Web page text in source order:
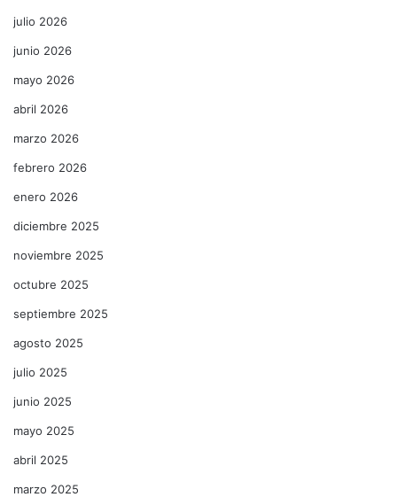
julio 2026
junio 2026
mayo 2026
abril 2026
marzo 2026
febrero 2026
enero 2026
diciembre 2025
noviembre 2025
octubre 2025
septiembre 2025
agosto 2025
julio 2025
junio 2025
mayo 2025
abril 2025
marzo 2025